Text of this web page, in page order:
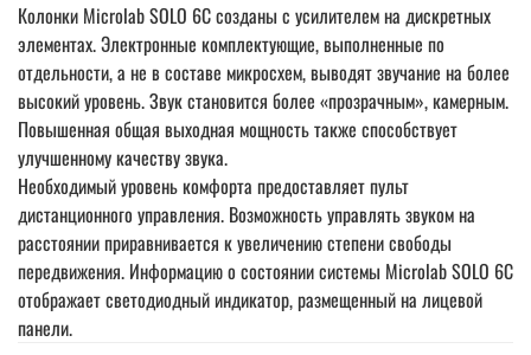
Колонки Microlab SOLO 6C созданы с усилителем на дискретных
элементах. Электронные комплектующие, выполненные по
отдельности, а не в составе микросхем, выводят звучание на более
высокий уровень. Звук становится более «прозрачным», камерным.
Повышенная общая выходная мощность также способствует
улучшенному качеству звука.
Необходимый уровень комфорта предоставляет пульт
дистанционного управления. Возможность управлять звуком на
расстоянии приравнивается к увеличению степени свободы
передвижения. Информацию о состоянии системы Microlab SOLO 6C
отображает светодиодный индикатор, размещенный на лицевой
панели.